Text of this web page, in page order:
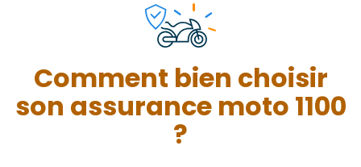
Comment bien choisir
son assurance moto 1100
?